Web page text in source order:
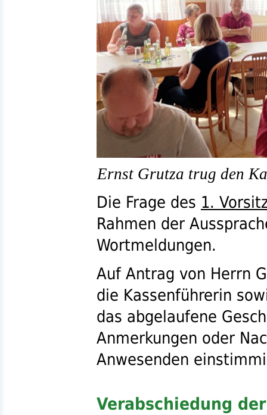
Ernst Grutza trug den
Die Frage des 1.
Rahmen der
Wortmeldungen.
Auf Antrag von Herrn
die Kassenführerin
das abgelaufene
Anmerkungen oder
Anwesenden
Verabschiedung